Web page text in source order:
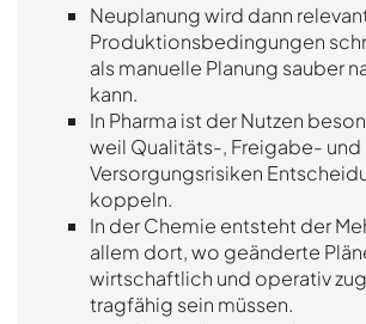
Neuplanung wird dann
Produktionsbedingungen
als manuelle Planung sauber
kann.
In Pharma ist der Nutzen
weil Qualitäts-, Freigabe- und
Versorgungsrisiken
koppeln.
In der Chemie entsteht der
allem dort, wo geänderte
wirtschaftlich und operativ
tragfähig sein müssen.